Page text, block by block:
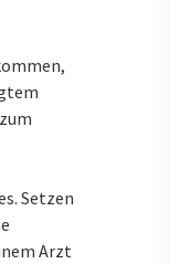
Setzen
Arzt